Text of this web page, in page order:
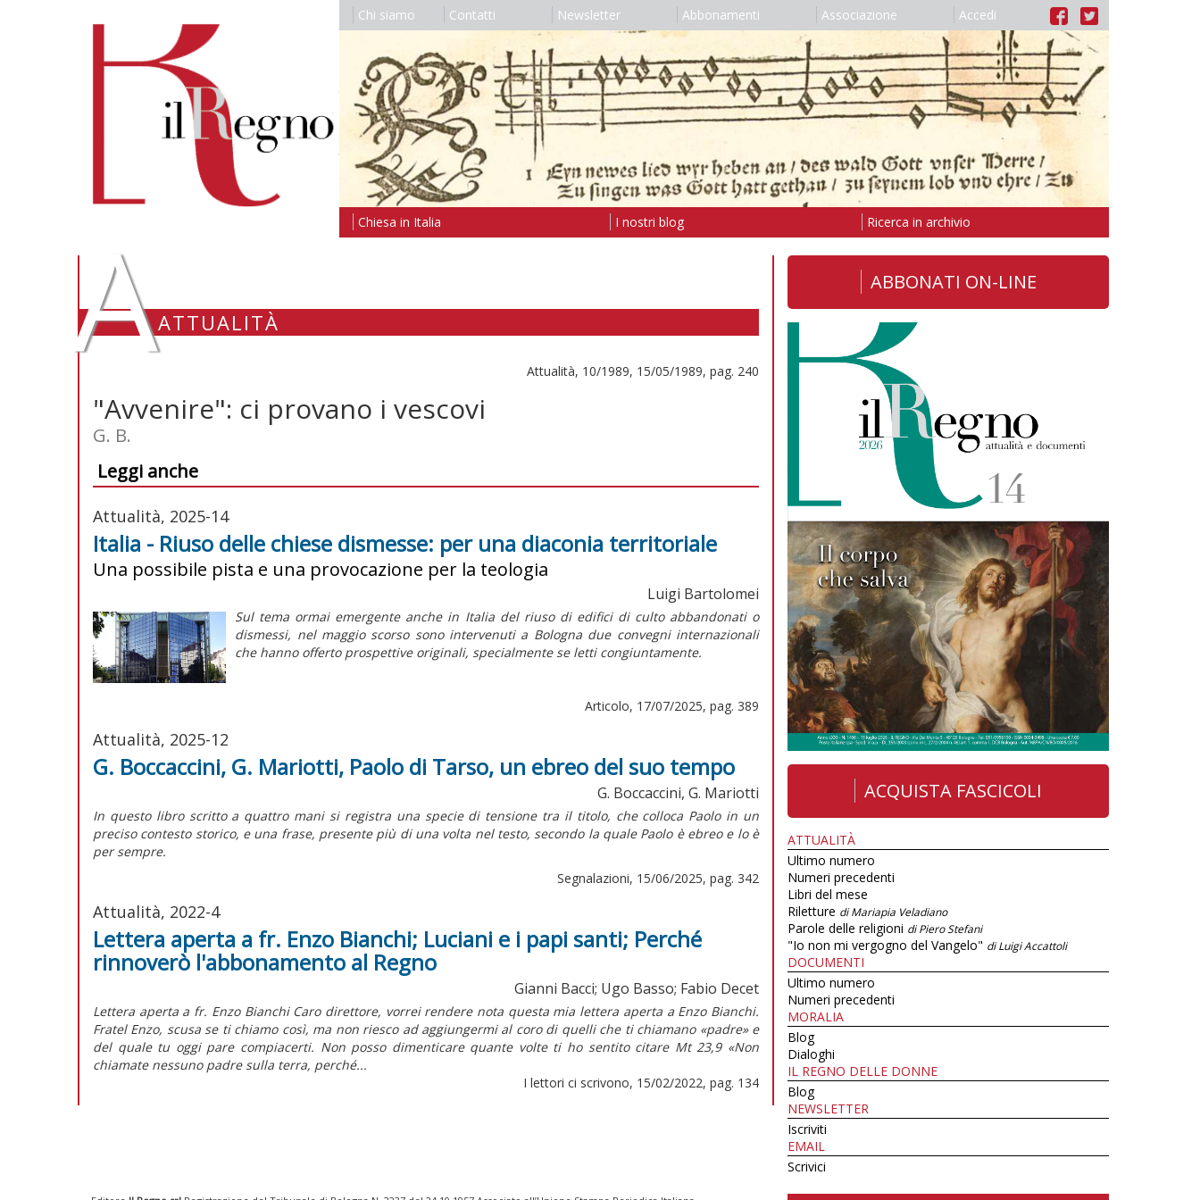
Chi siamo Contatti Newsletter Abbonamenti Associazione Accedi
Chiesa in Italia I nostri blog Ricerca in archivio
AATTUALITÀ
Attualità, 10/1989, 15/05/1989, pag. 240
"Avvenire": ci provano i vescovi
G. B.
Leggi anche
Attualità, 2025-14
Italia - Riuso delle chiese dismesse: per una diaconia territoriale
Una possibile pista e una provocazione per la teologia
Luigi Bartolomei
Sul tema ormai emergente anche in Italia del riuso di edifici di culto abbandonati o
dismessi, nel maggio scorso sono intervenuti a Bologna due convegni internazionali
che hanno offerto prospettive originali, specialmente se letti congiuntamente.
Articolo, 17/07/2025, pag. 389
Attualità, 2025-12
G. Boccaccini, G. Mariotti, Paolo di Tarso, un ebreo del suo tempo
G. Boccaccini, G. Mariotti
In questo libro scritto a quattro mani si registra una specie di tensione tra il titolo, che colloca Paolo in un
preciso contesto storico, e una frase, presente più di una volta nel testo, secondo la quale Paolo è ebreo e lo è
per sempre.
Segnalazioni, 15/06/2025, pag. 342
Attualità, 2022-4
Lettera aperta a fr. Enzo Bianchi; Luciani e i papi santi; Perché
rinnoverò l'abbonamento al Regno
Gianni Bacci; Ugo Basso; Fabio Decet
Lettera aperta a fr. Enzo Bianchi Caro direttore, vorrei rendere nota questa mia lettera aperta a Enzo Bianchi.
Fratel Enzo, scusa se ti chiamo così, ma non riesco ad aggiungermi al coro di quelli che ti chiamano «padre» e
del quale tu oggi pare compiacerti. Non posso dimenticare quante volte ti ho sentito citare Mt 23,9 «Non
chiamate nessuno padre sulla terra, perché...
I lettori ci scrivono, 15/02/2022, pag. 134
ABBONATI ON-LINE
ACQUISTA FASCICOLI
ATTUALITÀ
Ultimo numero
Numeri precedenti
Libri del mese
Riletture di Mariapia Veladiano
Parole delle religioni di Piero Stefani
"Io non mi vergogno del Vangelo" di Luigi Accattoli
DOCUMENTI
Ultimo numero
Numeri precedenti
MORALIA
Blog
Dialoghi
IL REGNO DELLE DONNE
Blog
NEWSLETTER
Iscriviti
EMAIL
Scrivici